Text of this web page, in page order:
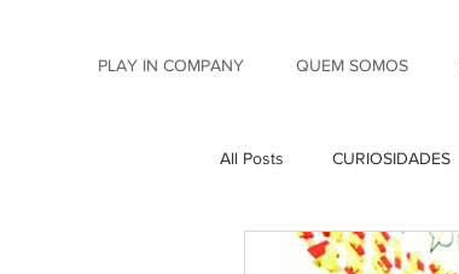
PLAY IN COMPANY QUEM SOMOS
All Posts CURIOSIDADES